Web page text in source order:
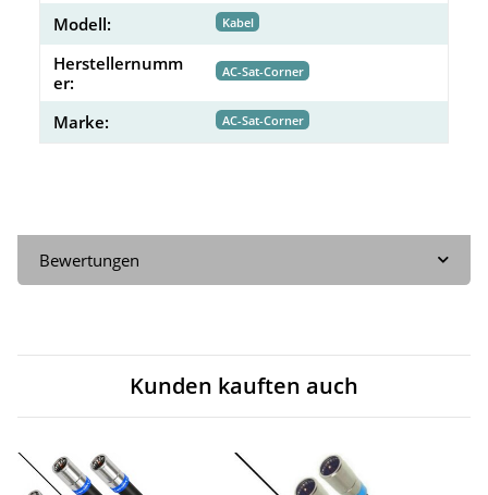
Modell: Kabel
Herstellernumm
er:
AC-Sat-Corner
Marke: AC-Sat-Corner
Bewertungen
Kunden kauften auch